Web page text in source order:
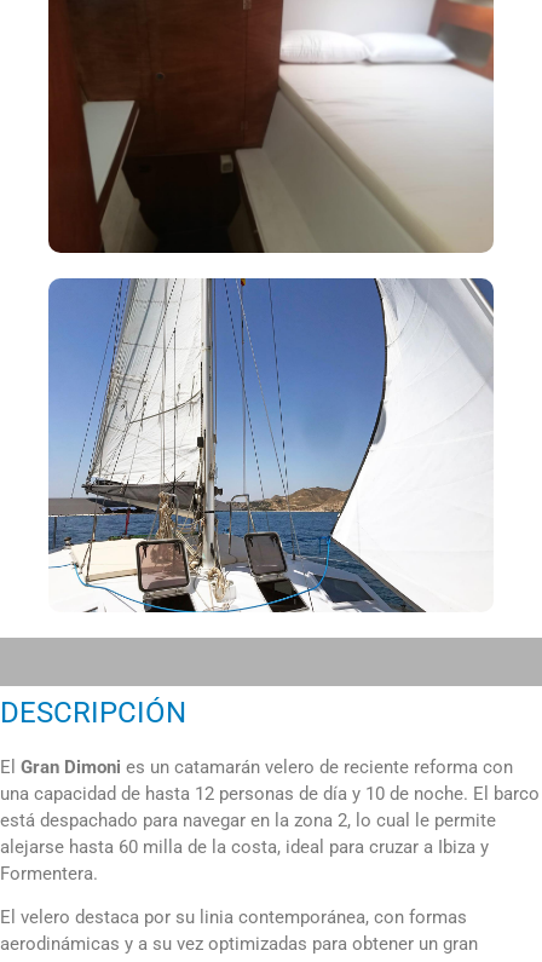
DESCRIPCIÓN
El Gran Dimoni es un catamarán velero de reciente reforma con
una capacidad de hasta 12 personas de día y 10 de noche. El barco
está despachado para navegar en la zona 2, lo cual le permite
alejarse hasta 60 milla de la costa, ideal para cruzar a Ibiza y
Formentera.
El velero destaca por su linia contemporánea, con formas
aerodinámicas y a su vez optimizadas para obtener un gran